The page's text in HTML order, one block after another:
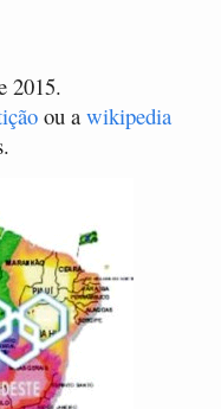
2015.
ou a wikipedia